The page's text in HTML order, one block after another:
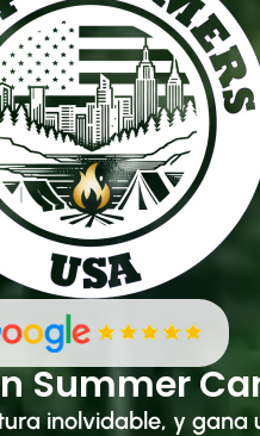
Summer
inolvidable, y gana